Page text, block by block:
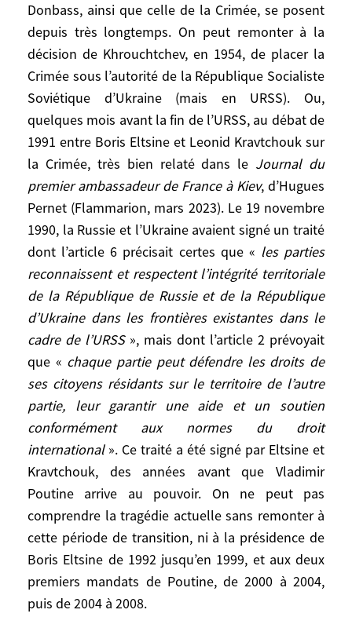
Donbass, ainsi que celle de la Crimée, se posent
depuis très longtemps. On peut remonter à la
décision de Khrouchtchev, en 1954, de placer la
Crimée sous l’autorité de la République Socialiste
Soviétique d’Ukraine (mais en URSS). Ou,
quelques mois avant la fin de l’URSS, au débat de
1991 entre Boris Eltsine et Leonid Kravtchouk sur
la Crimée, très bien relaté dans le Journal du
premier ambassadeur de France à Kiev, d’Hugues
Pernet (Flammarion, mars 2023). Le 19 novembre
1990, la Russie et l’Ukraine avaient signé un traité
dont l’article 6 précisait certes que « les parties
reconnaissent et respectent l’intégrité territoriale
de la République de Russie et de la République
d’Ukraine dans les frontières existantes dans le
cadre de l’URSS», mais dont l’article 2 prévoyait
que « chaque partie peut défendre les droits de
ses citoyens résidants sur le territoire de l’autre
partie, leur garantir une aide et un soutien
conformément aux normes du droit
international». Ce traité a été signé par Eltsine et
Kravtchouk, des années avant que Vladimir
Poutine arrive au pouvoir. On ne peut pas
comprendre la tragédie actuelle sans remonter à
cette période de transition, ni à la présidence de
Boris Eltsine de 1992 jusqu’en 1999, et aux deux
premiers mandats de Poutine, de 2000 à 2004,
puis de 2004 à 2008.
Sur le premier point, non, tout ne part pas
« de l’éclatement de la révolution de
Maïdan à Kiev en novembre 2013 ». Les
événements de 2013/2014 ne sont pas un
point de départ, mais déjà un
aboutissement et un échec. La question de
l’Ukraine, et en particulier celle de l’est du
pays, le Donbass, ainsi que celle de la
Crimée, se posent depuis très longtemps.
On peut remonter à la décision de
Khrouchtchev, en 1954, de placer la Crimée
sous l’autorité de la République Socialiste
Soviétique d’Ukraine (mais en URSS). Ou,
quelques mois avant la fin de l’URSS, au
débat de 1991 entre Boris Eltsine et Leonid
Kravtchouk sur la Crimée, très bien relaté
dans leJournal du premier ambassadeur
de France à Kiev, d’Hugues Pernet
(Flammarion, mars 2023). Le 19 novembre
1990, la Russie et l’Ukraine avaient signé
un traité dont l’article 6 précisait certes
que «les parties reconnaissent et
respectent l’intégrité territoriale de la
République de Russie et de la République
d’Ukraine dans les frontières existantes
dans le cadre de l’URSS», mais dont
l’article 2 prévoyait que « chaque partie
peut défendre les droits de ses citoyens
résidants sur le territoire de l’autre partie,
leur garantir une aide et un soutien